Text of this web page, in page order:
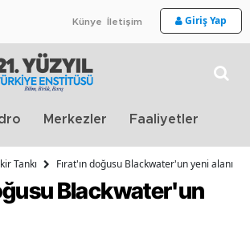
Künye İletişim Giriş Yap
Merkezler Faaliyetler
Tankı Fırat'ın doğusu Blackwater'un yeni alanı
Blackwater'un